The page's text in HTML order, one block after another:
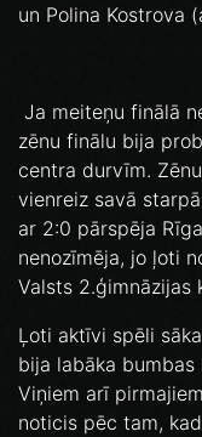
un Polina Kostrova
Ja meiteņu finālā
zēnu finālu bija
centra durvīm.
vienreiz savā
ar 2:0 pārspēja
nenozīmēja, jo ļoti
Valsts 2.ģimnāzijas
Ļoti aktīvi spēli
bija labāka
Viņiem arī
noticis pēc tam,